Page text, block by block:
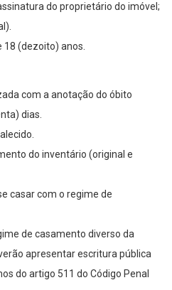
do proprietário do imóvel;
18 (dezoito) anos.
com a anotação do óbito
dias.
do inventário (original e
casar com o regime de
de casamento diverso da
apresentar escritura pública
do artigo 511 do Código Penal